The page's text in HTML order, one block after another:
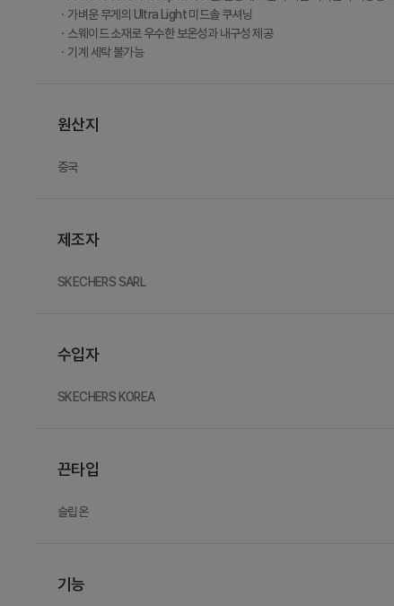
ㆍ가벼운 무게의 Ultra Light 미드솔 쿠셔닝
ㆍ스웨이드 소재로 우수한 보온성과 내구성 제공
ㆍ기계 세탁 불가능
원산지
중국
제조자
SKECHERS SARL
수입자
SKECHERS KOREA
끈타입
슬립온
기능